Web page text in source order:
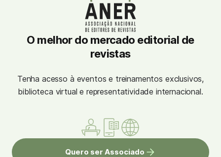
O melhor do mercado editorial de
revistas
Tenha acesso à eventos e treinamentos exclusivos,
biblioteca virtual e representatividade internacional.
Quero ser Associado